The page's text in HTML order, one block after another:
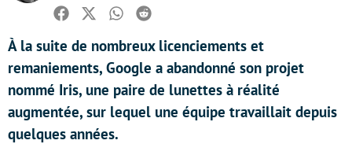
Facebook
TwitterWhatsapp
Reddit
À la suite de nombreux licenciements et
remaniements, Google a abandonné son projet
nommé Iris, une paire de lunettes à réalité
augmentée, sur lequel une équipe travaillait depuis
quelques années.